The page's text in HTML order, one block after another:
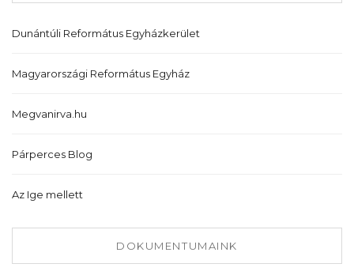
Dunántúli Református Egyházkerület
Magyarországi Református Egyház
Megvanirva.hu
Párperces Blog
Az Ige mellett
DOKUMENTUMAINK